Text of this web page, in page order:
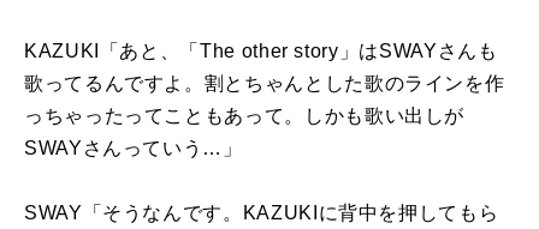
KAZUKI「あと、「The other story 」はSWAY さんも
歌ってるんですよ。割とちゃんとした歌のラインを作
っちゃったってこともあって。しかも歌い出しが
SWAY さんっていう…」
SWAY「そうなんです。 KAZUKI に背中を押してもら